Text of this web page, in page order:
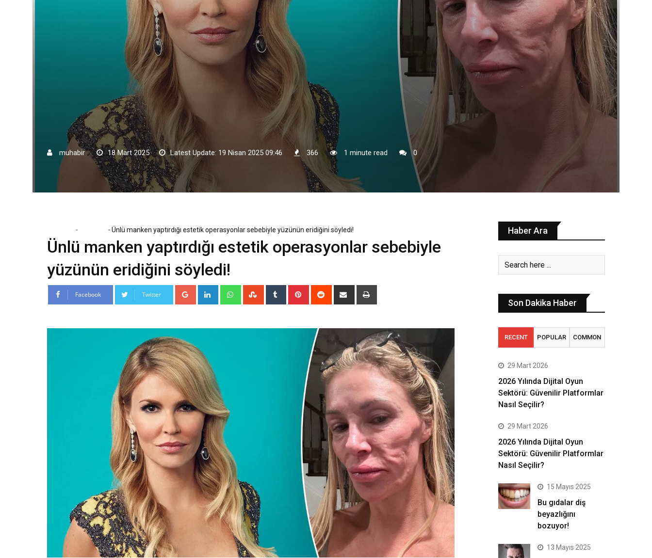
muhabir 18 Mart 2025 Latest Update: 19 Nisan 2025 09:46 366 1 minute read 0
- -Ünlü manken yaptırdığı estetik operasyonlar sebebiyle yüzünün eridiğini söyledi!
Ünlü manken yaptırdığı estetik operasyonlar sebebiyle
yüzünün eridiğini söyledi!
Facebook Twitter Google+ LinkedIn WhatsappStumbleUpon
Tumblr Pinterest Reddit
Share
Haber Ara
Son Dakika Haber
RECENT POPULAR COMMON
29 Mart 2026
2026 Yılında Dijital Oyun
Sektörü: Güvenilir Platformlar
Nasıl Seçilir?
29 Mart 2026
2026 Yılında Dijital Oyun
Sektörü: Güvenilir Platformlar
Nasıl Seçilir?
15 Mayıs 2025
Bu gıdalar diş
beyazlığını
bozuyor!
13 Mayıs 2025